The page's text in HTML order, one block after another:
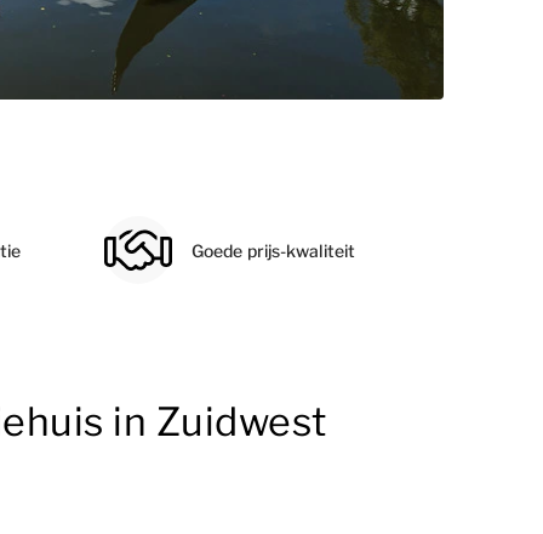
Goede prijs-kwaliteit
in Zuidwest